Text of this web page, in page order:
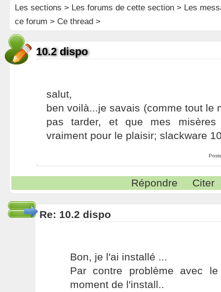
Les sections > Les forums de cette section> Les
ce forum > Ce thread >
10.2 dispo
salut,
ben voilà...je savais (comme tout le
pas tarder, et que mes misères
vraiment pour le plaisir; slackware
Répondre Citer
Re: 10.2 dispo
Bon, je l'ai installé ...
Par contre problème avec
moment de l'install..